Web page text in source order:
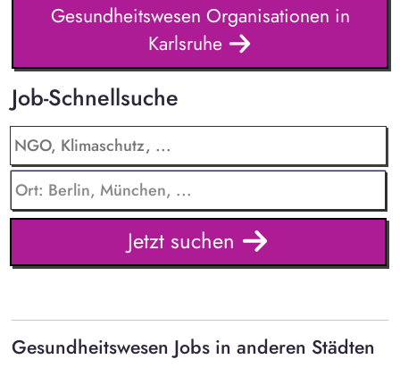
Gesundheitswesen Organisationen in
Karlsruhe
Job-Schnellsuche
Jetzt suchen
Gesundheitswesen Jobs in anderen Städten